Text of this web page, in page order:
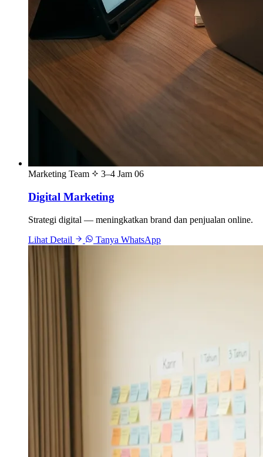
Marketing Team 3–4 Jam 06
Digital Marketing
Strategi digital — meningkatkan brand dan penjualan online.
Lihat Detail
Tanya WhatsApp